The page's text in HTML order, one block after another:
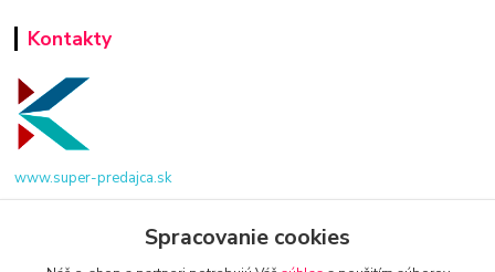
Kontakty
www.super-predajca.sk
Spracovanie cookies